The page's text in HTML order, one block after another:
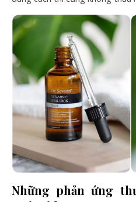
Những phản ứng